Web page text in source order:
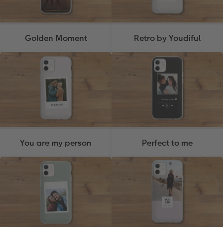
Golden Moment Retro by Youdiful
You are my person Perfect to me